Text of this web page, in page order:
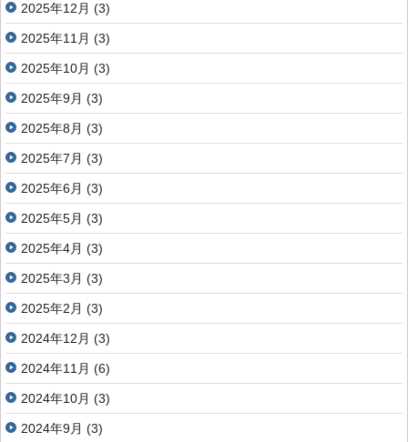
2025年12月 (3)
2025年11月 (3)
2025年10月 (3)
2025年9月 (3)
2025年8月 (3)
2025年7月 (3)
2025年6月 (3)
2025年5月 (3)
2025年4月 (3)
2025年3月 (3)
2025年2月 (3)
2024年12月 (3)
2024年11月 (6)
2024年10月 (3)
2024年9月 (3)